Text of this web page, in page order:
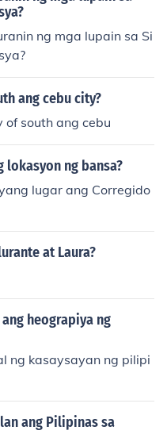
ng mga lupain sa Si
ang cebu city?
south ang cebu
ng bansa?
lugar ang Corregido
at Laura?
heograpiya ng
ng kasaysayan ng pilipi
ang Pilipinas sa